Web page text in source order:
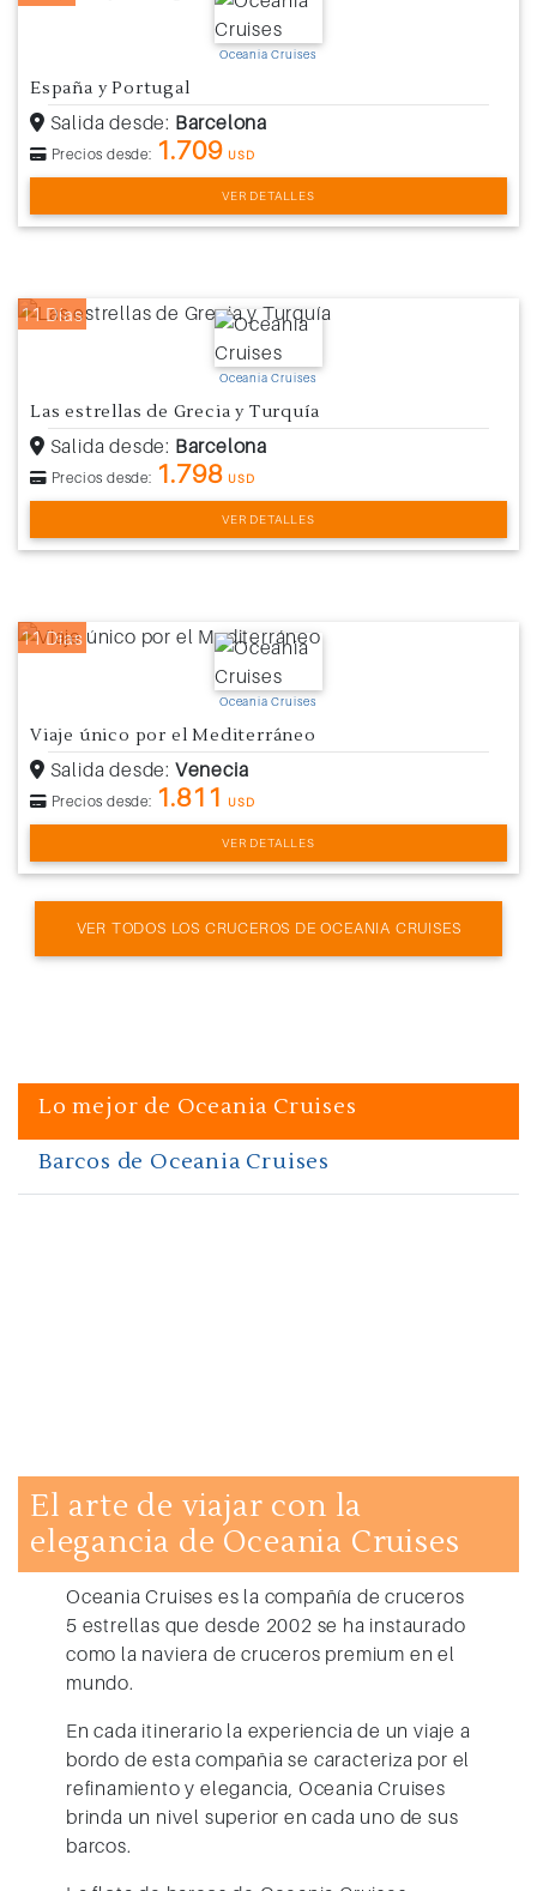
Oceania Cruises
España y Portugal
Salida desde: Barcelona
Precios desde: 1.709 USD
VER DETALLES
11 Días
Oceania Cruises
Las estrellas de Grecia y Turquía
Salida desde: Barcelona
Precios desde: 1.798 USD
VER DETALLES
11 Días
Oceania Cruises
Viaje único por el Mediterráneo
Salida desde: Venecia
Precios desde: 1.811 USD
VER DETALLES
VER TODOS LOS CRUCEROS DE OCEANIA CRUISES
Lo mejor de Oceania Cruises
Barcos de Oceania Cruises
El arte de viajar con la
elegancia de Oceania Cruises
Oceania Cruises es la compañía de cruceros
5 estrellas que desde 2002 se ha instaurado
como la naviera de cruceros premium en el
mundo.
En cada itinerario la experiencia de un viaje a
bordo de esta compañia se caracteriza por el
refinamiento y elegancia, Oceania Cruises
brinda un nivel superior en cada uno de sus
barcos.